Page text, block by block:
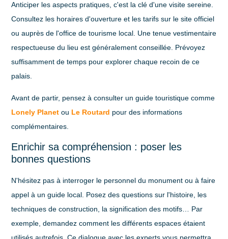
Anticiper les aspects pratiques, c'est la clé d'une visite sereine.
Consultez les horaires d'ouverture et les tarifs sur le site officiel
ou auprès de l'office de tourisme local. Une tenue vestimentaire
respectueuse du lieu est généralement conseillée. Prévoyez
suffisamment de temps pour explorer chaque recoin de ce
palais.
Avant de partir, pensez à consulter un guide touristique comme
Lonely Planet ou Le Routard pour des informations
complémentaires.
Enrichir sa compréhension : poser les
bonnes questions
N'hésitez pas à interroger le personnel du monument ou à faire
appel à un guide local. Posez des questions sur l'histoire, les
techniques de construction, la signification des motifs… Par
exemple, demandez comment les différents espaces étaient